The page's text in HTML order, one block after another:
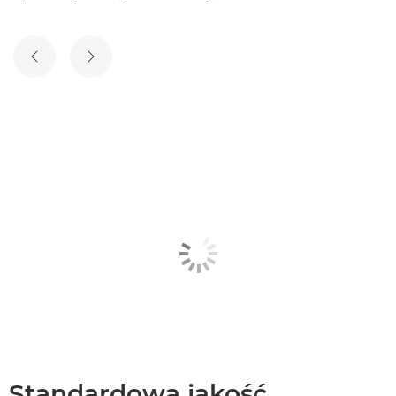
POPRZEDNI SLAJD
NASTĘPNY SLAJD